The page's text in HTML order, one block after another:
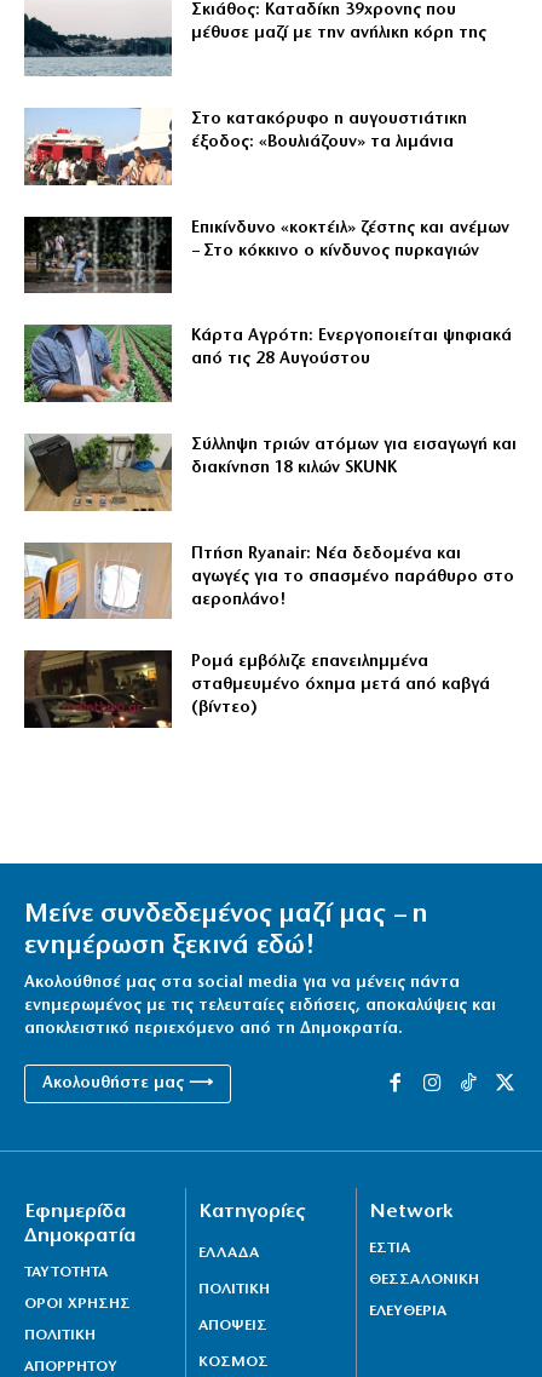
Σκιάθος: Καταδίκη 39χρονης που
μέθυσε μαζί με την ανήλικη κόρη της
Στο κατακόρυφο η αυγουστιάτικη
έξοδος: «Βουλιάζουν» τα λιμάνια
Επικίνδυνο «κοκτέιλ» ζέστης και ανέμων
– Στο κόκκινο ο κίνδυνος πυρκαγιών
Κάρτα Αγρότη: Ενεργοποιείται ψηφιακά
από τις 28 Αυγούστου
Σύλληψη τριών ατόμων για εισαγωγή και
διακίνηση 18 κιλών SKUNK
Πτήση Ryanair: Νέα δεδομένα και
αγωγές για το σπασμένο παράθυρο στο
αεροπλάνο!
Ρομά εμβόλιζε επανειλημμένα
σταθμευμένο όχημα μετά από καβγά
(βίντεο)
Μείνε συνδεδεμένος μαζί μας – η
ενημέρωση ξεκινά εδώ!
Ακολούθησέ μας στα social media για να μένεις πάντα
ενημερωμένος με τις τελευταίες ειδήσεις, αποκαλύψεις και
αποκλειστικό περιεχόμενο από τη Δημοκρατία.
Ακολουθήστε μας ⟶
Εφημερίδα
Δημοκρατία
ΤΑΥΤΟΤΗΤΑ
ΟΡΟΙ ΧΡΗΣΗΣ
ΠΟΛΙΤΙΚΗ
ΑΠΟΡΡΗΤΟΥ
Κατηγορίες
ΕΛΛΑΔΑ
ΠΟΛΙΤΙΚΗ
ΑΠΟΨΕΙΣ
ΚΟΣΜΟΣ
Network
ΕΣΤΙΑ
ΘΕΣΣΑΛΟΝΙΚΗ
ΕΛΕΥΘΕΡΙΑ